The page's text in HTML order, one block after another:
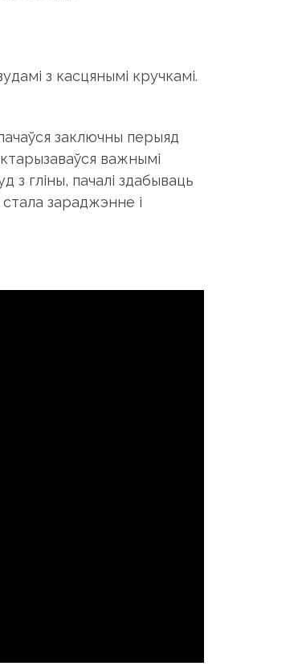
з касцянымі кручкамі.
заключны перыяд
важнымі
з гліны, пачалі здабываць
зараджэнне і